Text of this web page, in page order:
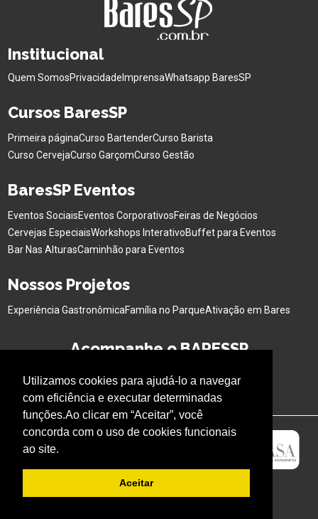
Utilizamos cookies para ajudá-lo a navegar
com eficiência e executar determinadas
funções.Ao clicar em “Aceitar”, você
concorda com o uso de cookies funcionais
ao site.
Aceitar
Institucional
Quem SomosPrivacidade ImprensaWhatsapp BaresSP
Cursos BaresSP
Primeira páginaCurso BartenderCurso Barista
Curso CervejaCurso GarçomCurso Gestão
BaresSP Eventos
Eventos SociaisEventos CorporativosFeiras de Negócios
Cervejas EspeciaisWorkshops InterativoBuffet para Eventos
Bar Nas AlturasCaminhão para Eventos
Nossos Projetos
Experiência GastronômicaFamília no ParqueAtivação em Bares
Acompanhe o BARESSP